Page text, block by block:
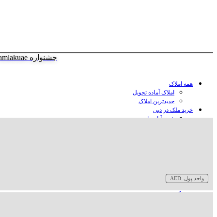
جشنواره amlakuae
همه املاک
املاک آماده تحویل
جدیدترین املاک
خرید ملک در دبی
خرید آپارتمان در دبی
واحد پول: AED